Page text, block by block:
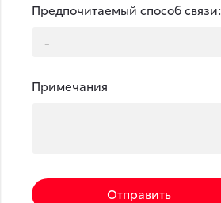
Предпочитаемый способ связи:
Примечания
Отправить